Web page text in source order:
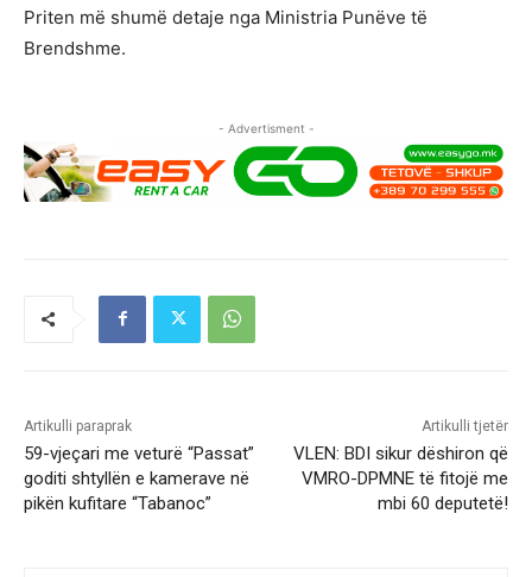
Priten më shumë detaje nga Ministria Punëve të
Brendshme.
- Advertisment -
Artikulli paraprak
59-vjeçari me veturë “Passat”
goditi shtyllën e kamerave në
pikën kufitare “Tabanoc”
Artikulli tjetër
VLEN: BDI sikur dëshiron që
VMRO-DPMNE të fitojë me
mbi 60 deputetë!